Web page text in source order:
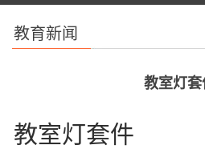
教育新闻
教室灯套
教室灯套件